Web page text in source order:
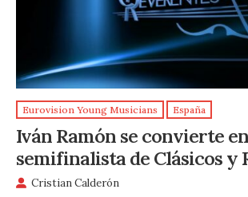
Eurovision Young Musicians España
Iván Ramón se convierte en
semifinalista de Clásicos y
Cristian Calderón